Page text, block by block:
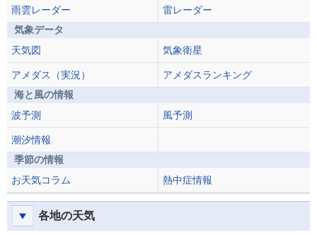
雨雲レーダー
雷レーダー
気象データ
天気図
気象衛星
アメダス（実況）
アメダスランキング
海と風の情報
波予測
風予測
潮汐情報
季節の情報
お天気コラム
熱中症情報
各地の天気